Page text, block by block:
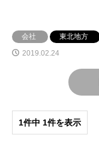
会社
東北地方
2019.02.24
1件中 1件を表示